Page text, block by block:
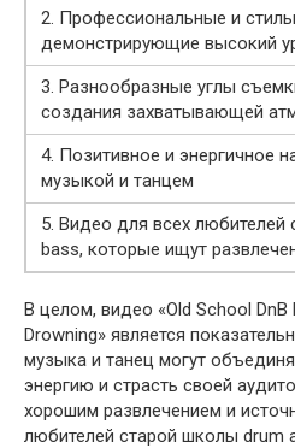
2. Профессиональные и
демонстрирующие высокий
3. Разнообразные углы
создания захватывающей
4. Позитивное и энергичное
музыкой и танцем
5. Видео для всех
bass, которые ищут
В целом, видео «Old School DnB
Drowning» является
музыка и танец могут
энергию и страсть своей
хорошим развлечением и
любителей старой школы drum